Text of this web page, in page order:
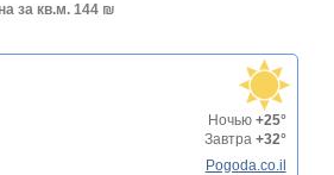
за кв.м. 144 ₪
Ночью +25°
Завтра +32°
Pogoda.co.il